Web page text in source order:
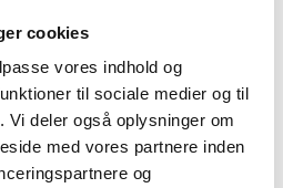
cookies
vores indhold og
til sociale medier og til
deler også oplysninger om
med vores partnere inden
og
85-01